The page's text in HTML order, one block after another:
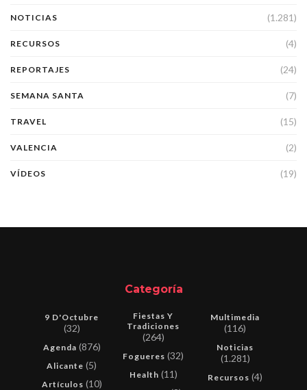
NOTICIAS (1.281)
RECURSOS (4)
REPORTAJES (24)
SEMANA SANTA (7)
TRAVEL (15)
VALENCIA (2)
VÍDEOS (19)
Categoría
9 D'Octubre
(32)
Agenda (876)
Alicante (5)
Artículos (10)
Fiestas Y
Tradiciones
(264)
Fogueres (32)
Health (11)
Multimedia
(116)
Noticias
(1.281)
Recursos (4)